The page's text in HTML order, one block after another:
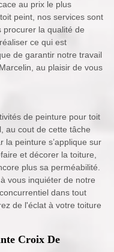
au prix le plus
peint, nos services sont
procurer la qualité de
ce qui est
de garantir notre travail
au plaisir de vous
de peinture pour toit
au cout de cette tâche
la peinture s’applique sur
et décorer la toiture,
plus sa perméabilité.
vous inquiéter de notre
dans tout
de l'éclat à votre toiture
Croix De